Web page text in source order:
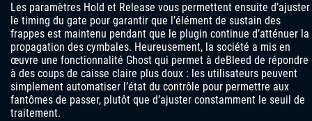
Les paramètres Hold et Release vous permettent ensuite d’ajuster
le timing du gate pour garantir que l’élément de sustain des
frappes est maintenu pendant que le plugin continue d’atténuer la
propagation des cymbales. Heureusement, la société a mis en
œuvre une fonctionnalité Ghost qui permet à deBleed de répondre
à des coups de caisse claire plus doux : les utilisateurs peuvent
simplement automatiser l’état du contrôle pour permettre aux
fantômes de passer, plutôt que d’ajuster constamment le seuil de
traitement.